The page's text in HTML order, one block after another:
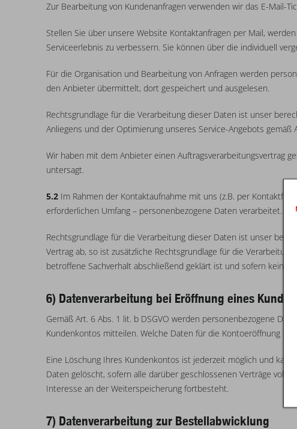
Zur Bearbeitung von Kundenanfragen verwenden wir das E-Mail-
Stellen Sie über unsere Website Kontaktanfragen per Mail,
Serviceerlebnis zu verbessern. Sie können über die individuell
Für die Organisation und Bearbeitung von Anfragen werden
den Anbieter übermittelt, dort gespeichert und ausgelesen.
Rechtsgrundlage für die Verarbeitung dieser Daten ist unser
Anliegens und der Optimierung unseres Service-Angebots gemäß
Wir haben mit dem Anbieter einen Auftragsverarbeitungsvertrag
untersagt.
5.2 Im Rahmen der Kontaktaufnahme mit uns (z.B. per
erforderlichen Umfang – personenbezogene Daten verarbeitet.
Rechtsgrundlage für die Verarbeitung dieser Daten ist unser
Vertrag ab, so ist zusätzliche Rechtsgrundlage für die
betroffene Sachverhalt abschließend geklärt ist und sofern keine
6) Datenverarbeitung bei Eröffnung eines
Gemäß Art. 6 Abs. 1 lit. b DSGVO werden personenbezogene
Kundenkontos mitteilen. Welche Daten für die Kontoeröffnung
Eine Löschung Ihres Kundenkontos ist jederzeit möglich und
Daten gelöscht, sofern alle darüber geschlossenen Verträge
Interesse an der Weiterspeicherung fortbesteht.
7) Datenverarbeitung zur Bestellabwicklung